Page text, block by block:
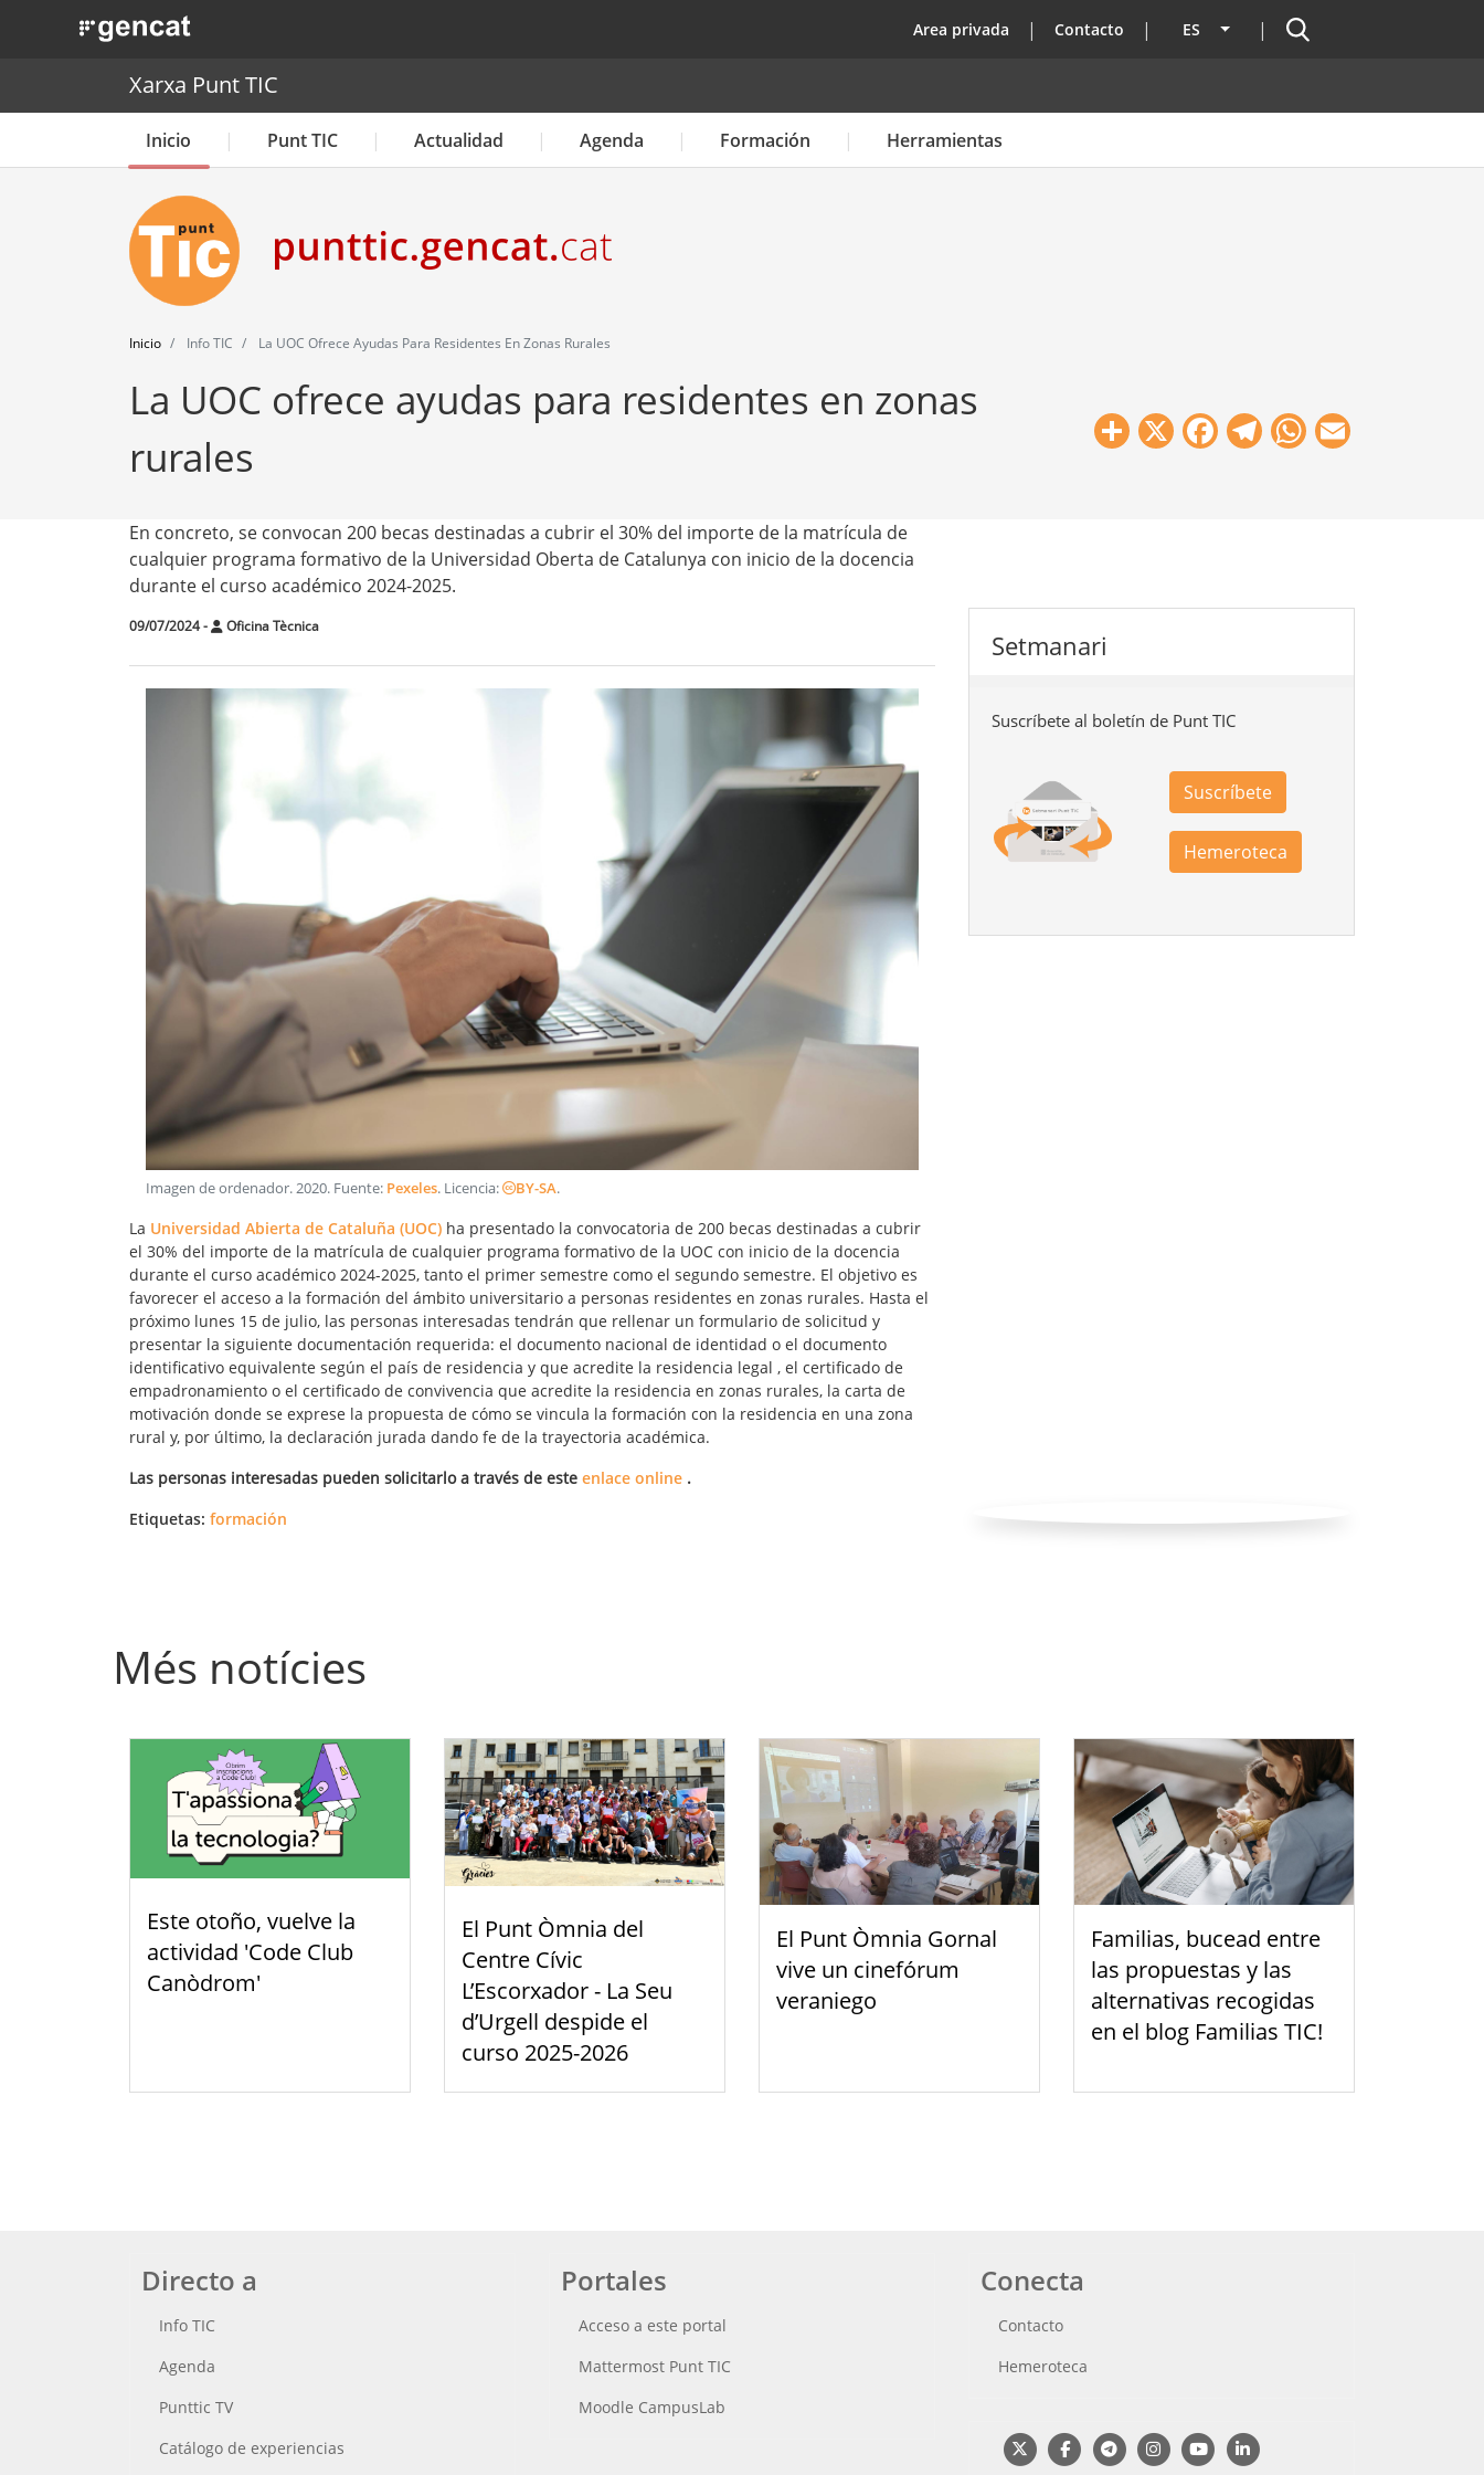
. Obre en una nova finestra. top
Area privada Contacto ES Lista adicional de acciones
Buscador
Xarxa Punt TIC
Inicio Punt TIC Actualidad Agenda Formación Herramientas
Inicio Info TIC La UOC Ofrece Ayudas Para Residentes En Zonas Rurales
La UOC ofrece ayudas para residentes en zonas
rurales
Share
X Facebook
Telegram
WhatsApp
En concreto, se convocan 200 becas destinadas a cubrir el 30% del importe de la matrícula de
cualquier programa formativo de la Universidad Oberta de Catalunya con inicio de la docencia
durante el curso académico 2024-2025.
09/07/2024- Oficina Tècnica
Imagen de ordenador.2020. Fuente: Pexeles. Licencia: BY-SA.
La Universidad Abierta de Cataluña (UOC) ha presentado la convocatoria de 200 becas destinadas a cubrir
el 30% del importe de la matrícula de cualquier programa formativo de la UOC con inicio de la docencia
durante el curso académico 2024-2025, tanto el primer semestre como el segundo semestre. El objetivo es
favorecer el acceso a la formación del ámbito universitario a personas residentes en zonas rurales. Hasta el
próximo lunes 15 de julio, las personas interesadas tendrán que rellenar un formulario de solicitud y
presentar la siguiente documentación requerida: el documento nacional de identidad o el documento
identificativo equivalente según el país de residencia y que acredite la residencia legal , el certificado de
empadronamiento o el certificado de convivencia que acredite la residencia en zonas rurales, la carta de
motivación donde se exprese la propuesta de cómo se vincula la formación con la residencia en una zona
rural y, por último, la declaración jurada dando fe de la trayectoria académica.
Las personas interesadas pueden solicitarlo a través de este enlace online .
Etiquetas: formación
Setmanari
Suscríbete al boletín de Punt TIC
Suscríbete
Hemeroteca
Més notícies
Este otoño, vuelve la
actividad 'Code Club
Canòdrom'
El Punt Òmnia del
Centre Cívic
L’Escorxador - La Seu
d’Urgell despide el
curso 2025-2026
El Punt Òmnia Gornal
vive un cinefórum
veraniego
Familias, bucead entre
las propuestas y las
alternativas recogidas
en el blog Familias TIC!
Directo a
Info TIC
Agenda
Punttic TV
Catálogo de experiencias
Portales
Acceso a este portal
Mattermost Punt TIC
Moodle CampusLab
Conecta
Contacto
Hemeroteca